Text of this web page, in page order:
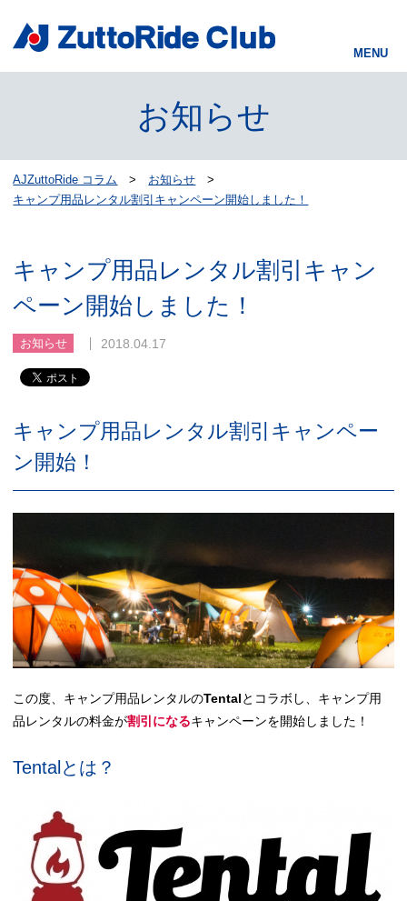
お知らせ
AJZuttoRide コラム
お知らせ
キャンプ用品レンタル割引キャンペーン開始しました！
キャンプ用品レンタル割引キャン
ペーン開始しました！
お知らせ 2018.04.17
キャンプ用品レンタル割引キャンペー
ン開始！
この度、キャンプ用品レンタルのTentalとコラボし、キャンプ用
品レンタルの料金が割引になるキャンペーンを開始しました！
Tentalとは？